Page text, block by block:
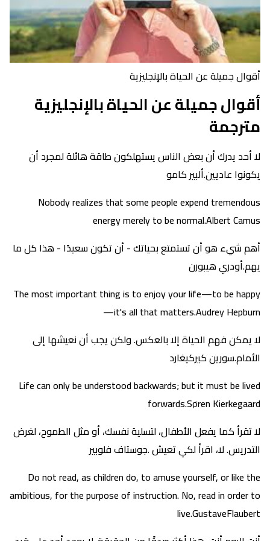
أقوال جميلة عن الحياة بالإنجليزية
أقوال جميلة عن الحياة بالإنجليزية
مترجمة
لا أحد يدرك أن بعض الناس يستهلكون طاقة هائلة لمجرد أن
يكونوا عاديين.ألبير كامو
Nobody realizes that some people expend tremendous
energy merely to be normal.Albert Camus
أهم شيء هو أن تستمتع بحياتك - أن تكون سعيدًا - هذا كل ما
يهم.أودري هيبورن
The most important thing is to enjoy your life—to be happy
—it's all that matters.Audrey Hepburn
لا يمكن فهم الحياة إلا بالعكس. ولكن يجب أن نعيشها إلى
الأمام.سورين كيركيغارد
Life can only be understood backwards; but it must be lived
forwards.Søren Kierkegaard
لا تقرأ كما يفعل الأطفال، لتسلية نفسك، أو مثل الطموح، لغرض
التدريس. لا، اقرأ لكي تعيش .جوستاف فلوبير
Do not read, as children do, to amuse yourself, or like the
ambitious, for the purpose of instruction. No, read in order to
live.GustaveFlaubert